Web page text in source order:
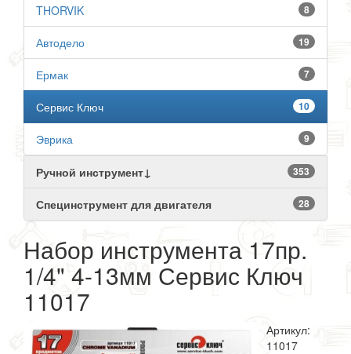
8
THORVIK
19
Автодело
7
Ермак
10
Сервис Ключ
9
Эврика
Ручной инструмент↓ 353
Специнструмент для двигателя 28
Набор инструмента 17пр.
1/4" 4-13мм Сервис Ключ
11017
Артикул:
11017